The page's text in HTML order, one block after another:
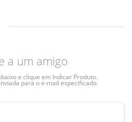
a um amigo
e clique em Indicar Produto.
para o e-mail especificado.